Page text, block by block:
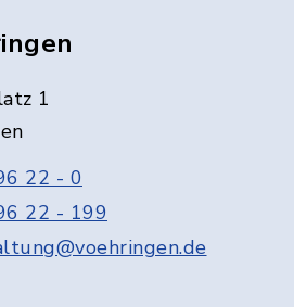
1
22 - 0
22 - 199